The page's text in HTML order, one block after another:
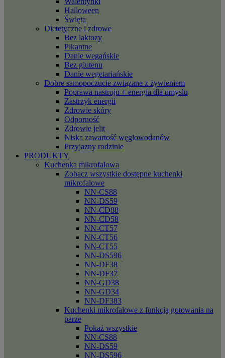
Halloween
Święta
Dietetyczne i zdrowe
Bez laktozy
Pikantne
Danie wegańskie
Bez glutenu
Danie wegetariańskie
Dobre samopoczucie związane z żywieniem
Poprawa nastroju + energia dla umysłu
Zastrzyk energii
Zdrowie skóry
Odporność
Zdrowie jelit
Niska zawartość węglowodanów
Przyjazny rodzinie
PRODUKTY
Kuchenka mikrofalowa
Zobacz wszystkie dostępne kuchenki
mikrofalowe
NN-CS88
NN-DS59
NN-CD88
NN-CD58
NN-CT57
NN-CT56
NN-CT55
NN-DS596
NN-DF38
NN-DF37
NN-GD38
NN-GD34
NN-DF383
Kuchenki mikrofalowe z funkcją gotowania na
parze
Pokaż wszystkie
NN-CS88
NN-DS59
NN-DS596